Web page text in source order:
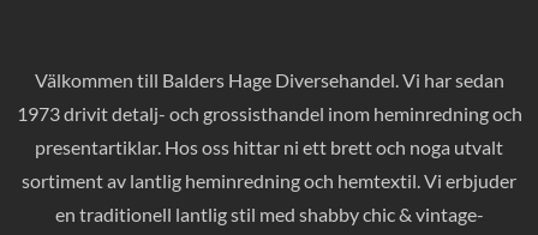
Välkommen till Balders Hage Diversehandel. Vi har sedan
1973 drivit detalj- och grossisthandel inom heminredning och
presentartiklar. Hos oss hittar ni ett brett och noga utvalt
sortiment av lantlig heminredning och hemtextil. Vi erbjuder
en traditionell lantlig stil med shabby chic & vintage-